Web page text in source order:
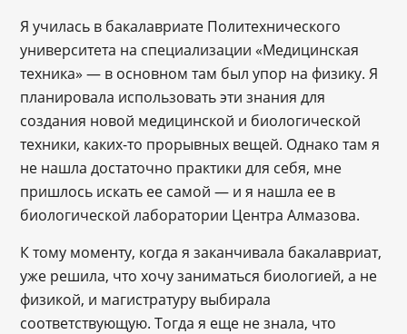
Я училась в бакалавриате Политехнического
университета на специализации «Медицинская
техника» — в основном там был упор на физику. Я
планировала использовать эти знания для
создания новой медицинской и биологической
техники, каких-то прорывных вещей. Однако там я
не нашла достаточно практики для себя, мне
пришлось искать ее самой — и я нашла ее в
биологической лаборатории Центра Алмазова.
К тому моменту, когда я заканчивала бакалавриат,
уже решила, что хочу заниматься биологией, а не
физикой, и магистратуру выбирала
соответствующую. Тогда я еще не знала, что